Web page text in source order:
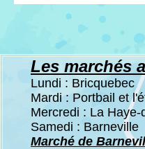
Les marchés
Lundi : Bricquebec
Mardi : Portbail et
Mercredi : La Haye-
Samedi : Barneville
Marché de